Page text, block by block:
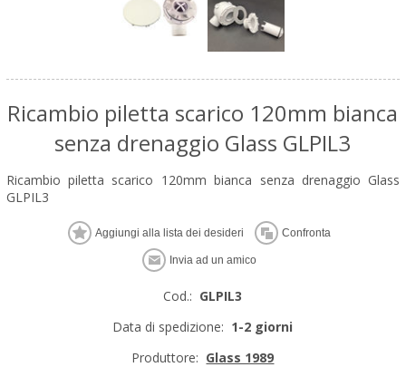
Ricambio piletta scarico 120mm bianca
senza drenaggio Glass GLPIL3
Ricambio piletta scarico 120mm bianca senza drenaggio Glass
GLPIL3
Cod.: GLPIL3
Data di spedizione: 1-2 giorni
Produttore: Glass 1989